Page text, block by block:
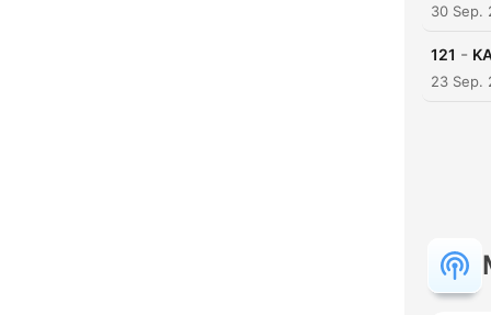
30 Sep.
121 -
23 Sep.